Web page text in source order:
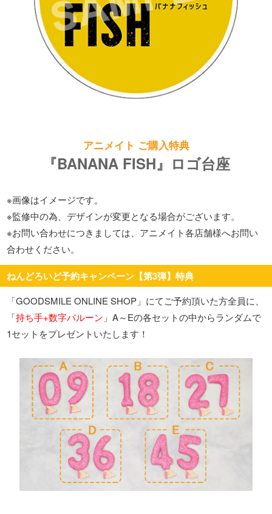
アニメイト ご購入特典
『BANANA FISH』ロゴ台座
※画像はイメージです。
※監修中の為、デザインが変更となる場合がございます。
※お問い合わせにつきましては、アニメイト各店舗様へお問い
合わせください。
ねんどろいど予約キャンペーン【第3弾】特典
「GOODSMILE ONLINE SHOP」にてご予約頂いた方全員に、
「持ち手+数字バルーン 」A～Eの各セットの中からランダムで
1セットをプレゼントいたします！